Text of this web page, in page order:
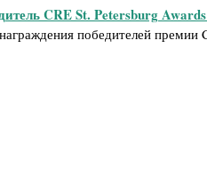
CRE St. Petersburg
победителей премии